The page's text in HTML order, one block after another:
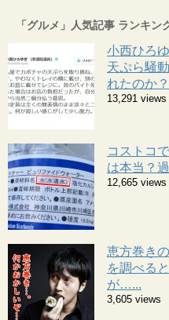
「グルメ」人気記事 ランキン
小西ひろ
天ぷら騒
れたのか
13,291 views
コストコ
は本当？
12,665 views
恵方巻き
を調べる
が…...
3,605 views